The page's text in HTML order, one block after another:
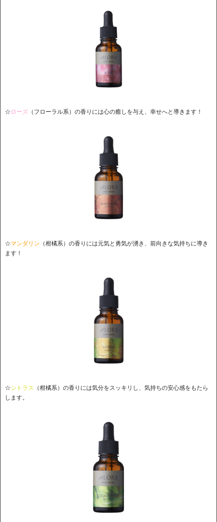
☆ ロ ーズ （フローラル系）の香りには心の癒しを与え、幸せへと導きます！
☆マンダリン （柑橘系）の香りには元気と勇気が湧き、前向きな気持ちに導き
ます！
☆シトラス
（柑橘系）の香りには気分をスッキリし、気持ちの安心感をもたら
します。